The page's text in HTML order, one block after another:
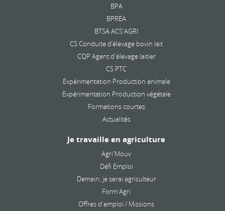
BPA
BPREA
BTSA ACS'AGRI
CS Conduite d’élevage bovin lait
CQP Agent d'élevage laitier
CS PTC
Expérimentation Production animale
Expérimentation Production végétale
Formations courtes
Actualités
Je travaille en agriculture
Agri'Mouv
Défi Emploi
Demain, je serai agriculteur
Form'Agri
Offres d'emploi / Missions